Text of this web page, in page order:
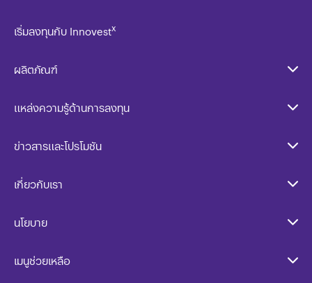
เริ่มลงทุนกับ Innovestx
ผลิตภัณฑ์
แหล่งความรู้ด้านการลงทุน
ข่าวสารและโปรโมชัน
เกี่ยวกับเรา
นโยบาย​
เมนูช่วยเหลือ